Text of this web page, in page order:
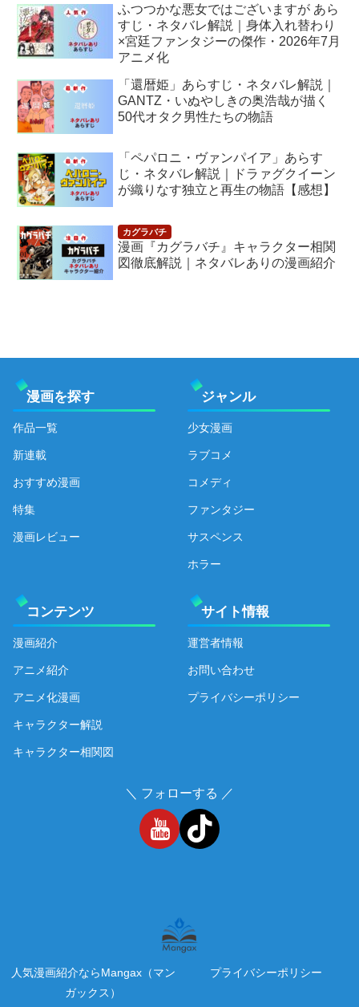
ふつつかな悪女ではございますが あら
すじ・ネタバレ解説｜身体入れ替わり
×宮廷ファンタジーの傑作・2026年7月
アニメ化
「還暦姫」あらすじ・ネタバレ解説｜
GANTZ・いぬやしきの奥浩哉が描く
50代オタク男性たちの物語
「ペパロニ・ヴァンパイア」あらす
じ・ネタバレ解説｜ドラァグクイーン
が織りなす独立と再生の物語【感想】
漫画『カグラバチ』キャラクター相関
図徹底解説｜ネタバレありの漫画紹介
漫画を探す
作品一覧
新連載
おすすめ漫画
特集
漫画レビュー
ジャンル
少女漫画
ラブコメ
コメディ
ファンタジー
サスペンス
ホラー
コンテンツ
漫画紹介
アニメ紹介
アニメ化漫画
キャラクター解説
キャラクター相関図
サイト情報
運営者情報
お問い合わせ
プライバシーポリシー
＼ フォローする ／
人気漫画紹介ならMangax（マン
ガックス）
プライバシーポリシー